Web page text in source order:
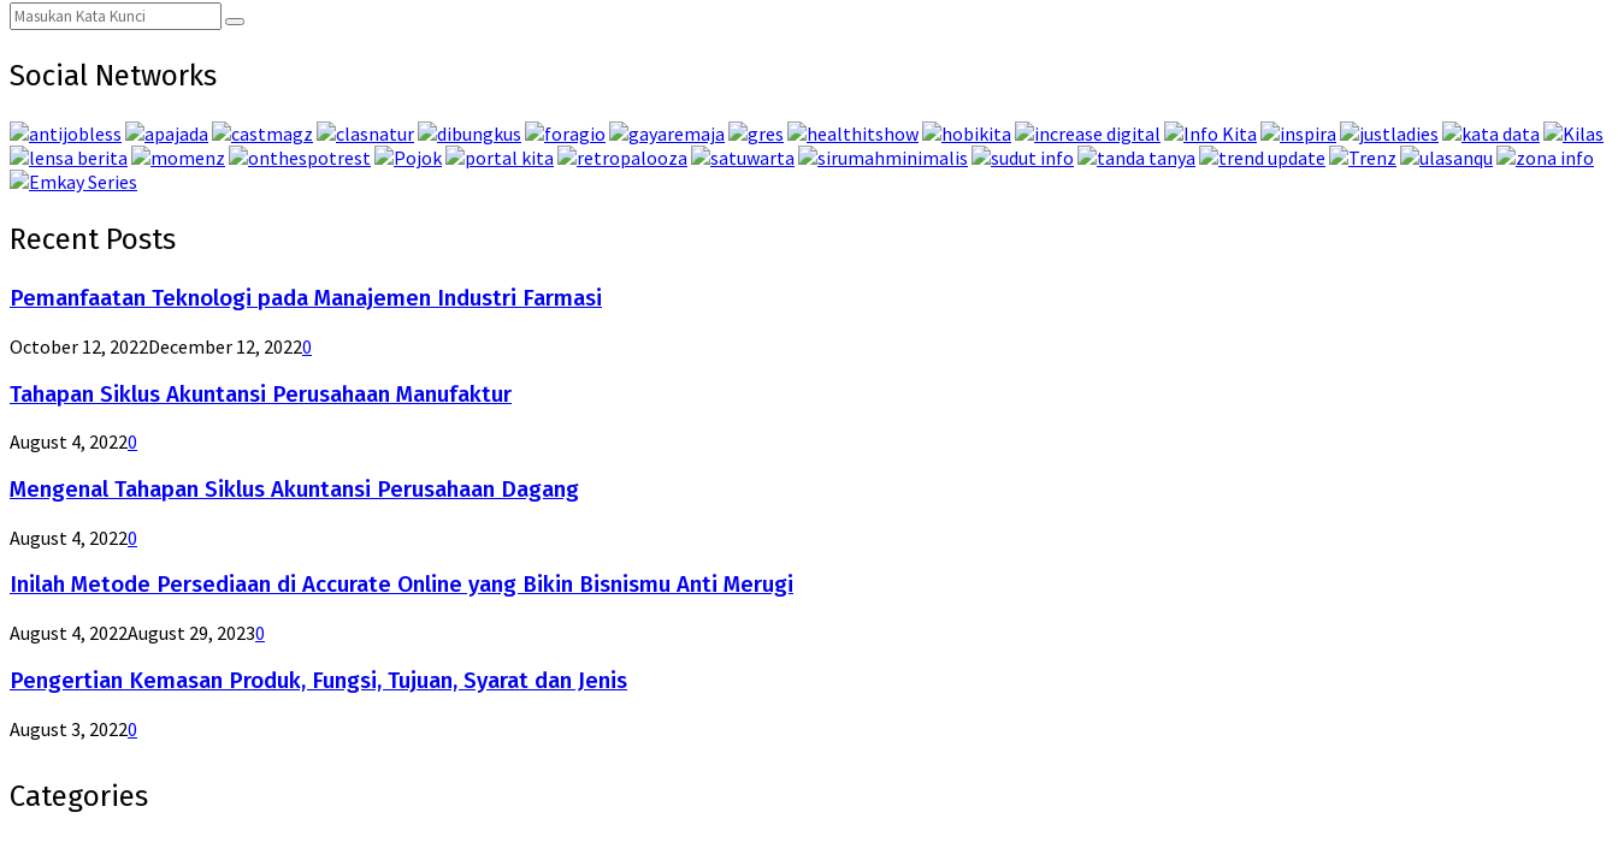
Search
for:
Search
Social Networks
Recent Posts
Pemanfaatan Teknologi pada Manajemen Industri Farmasi
October 12, 2022December 12, 20220
Tahapan Siklus Akuntansi Perusahaan Manufaktur
August 4, 20220
Mengenal Tahapan Siklus Akuntansi Perusahaan Dagang
August 4, 20220
Inilah Metode Persediaan di Accurate Online yang Bikin Bisnismu Anti Merugi
August 4, 2022August 29, 20230
Pengertian Kemasan Produk, Fungsi, Tujuan, Syarat dan Jenis
August 3, 20220
Categories